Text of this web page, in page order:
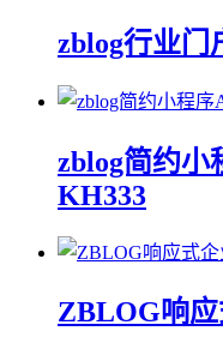
zblog行业门
zblog简约小
KH333
ZBLOG响